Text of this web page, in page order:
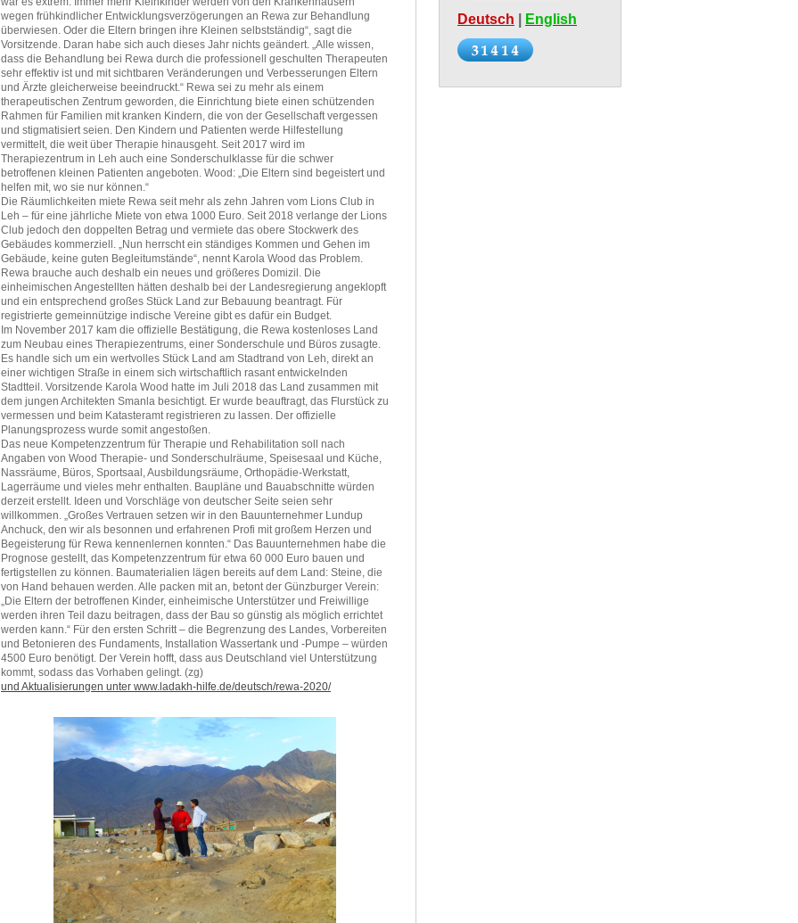
wegen frühkindlicher Entwicklungsverzögerungen an Rewa zur Behandlung
überwiesen. Oder die Eltern bringen ihre Kleinen selbstständig“, sagt die
Vorsitzende. Daran habe sich auch dieses Jahr nichts geändert. „Alle wissen,
dass die Behandlung bei Rewa durch die professionell geschulten Therapeuten
sehr effektiv ist und mit sichtbaren Veränderungen und Verbesserungen Eltern
und Ärzte gleicherweise beeindruckt.“ Rewa sei zu mehr als einem
therapeutischen Zentrum geworden, die Einrichtung biete einen schützenden
Rahmen für Familien mit kranken Kindern, die von der Gesellschaft vergessen
und stigmatisiert seien. Den Kindern und Patienten werde Hilfestellung
vermittelt, die weit über Therapie hinausgeht. Seit 2017 wird im
Therapiezentrum in Leh auch eine Sonderschulklasse für die schwer
betroffenen kleinen Patienten angeboten. Wood: „Die Eltern sind begeistert und
helfen mit, wo sie nur können.“
Die Räumlichkeiten miete Rewa seit mehr als zehn Jahren vom Lions Club in
Leh – für eine jährliche Miete von etwa 1000 Euro. Seit 2018 verlange der Lions
Club jedoch den doppelten Betrag und vermiete das obere Stockwerk des
Gebäudes kommerziell. „Nun herrscht ein ständiges Kommen und Gehen im
Gebäude, keine guten Begleitumstände“, nennt Karola Wood das Problem.
Rewa brauche auch deshalb ein neues und größeres Domizil. Die
einheimischen Angestellten hätten deshalb bei der Landesregierung angeklopft
und ein entsprechend großes Stück Land zur Bebauung beantragt. Für
registrierte gemeinnützige indische Vereine gibt es dafür ein Budget.
Im November 2017 kam die offizielle Bestätigung, die Rewa kostenloses Land
zum Neubau eines Therapiezentrums, einer Sonderschule und Büros zusagte.
Es handle sich um ein wertvolles Stück Land am Stadtrand von Leh, direkt an
einer wichtigen Straße in einem sich wirtschaftlich rasant entwickelnden
Stadtteil. Vorsitzende Karola Wood hatte im Juli 2018 das Land zusammen mit
dem jungen Architekten Smanla besichtigt. Er wurde beauftragt, das Flurstück zu
vermessen und beim Katasteramt registrieren zu lassen. Der offizielle
Planungsprozess wurde somit angestoßen.
Das neue Kompetenzzentrum für Therapie und Rehabilitation soll nach
Angaben von Wood Therapie- und Sonderschulräume, Speisesaal und Küche,
Nassräume, Büros, Sportsaal, Ausbildungsräume, Orthopädie-Werkstatt,
Lagerräume und vieles mehr enthalten. Baupläne und Bauabschnitte würden
derzeit erstellt. Ideen und Vorschläge von deutscher Seite seien sehr
willkommen. „Großes Vertrauen setzen wir in den Bauunternehmer Lundup
Anchuck, den wir als besonnen und erfahrenen Profi mit großem Herzen und
Begeisterung für Rewa kennenlernen konnten.“ Das Bauunternehmen habe die
Prognose gestellt, das Kompetenzzentrum für etwa 60 000 Euro bauen und
fertigstellen zu können. Baumaterialien lägen bereits auf dem Land: Steine, die
von Hand behauen werden. Alle packen mit an, betont der Günzburger Verein:
„Die Eltern der betroffenen Kinder, einheimische Unterstützer und Freiwillige
werden ihren Teil dazu beitragen, dass der Bau so günstig als möglich errichtet
werden kann.“ Für den ersten Schritt – die Begrenzung des Landes, Vorbereiten
und Betonieren des Fundaments, Installation Wassertank und -Pumpe – würden
4500 Euro benötigt. Der Verein hofft, dass aus Deutschland viel Unterstützung
kommt, sodass das Vorhaben gelingt. (zg)
und Aktualisierungen unter www.ladakh-hilfe.de/deutsch/rewa-2020/
Deutsch English